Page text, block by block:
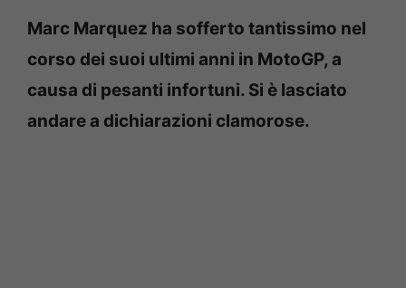
Marc Marquez ha sofferto tantissimo nel
corso dei suoi ultimi anni in MotoGP, a
causa di pesanti infortuni. Si è lasciato
andare a dichiarazioni clamorose.